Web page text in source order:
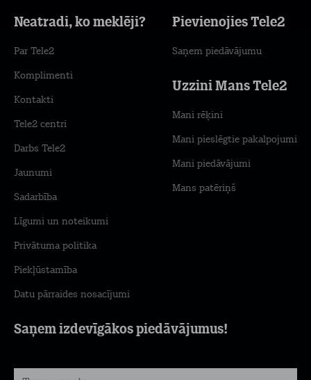
Saņem izdevīgākos piedāvājumus!
Neatradi, ko meklēji?
Par Tele2
Komplimenti
Kontakti
Tele2 centri
Darbs Tele2
Jaunumi
Sadarbība
Līgumi un noteikumi
Privātuma politika
Piekļūstamība
Datu pārraides nosacījumi
Pievienojies Tele2
Saņem piedāvājumu
Uzzini Mans Tele2
Mani rēķini
Mani pieslēgtie pakalpojumi
Mani piedāvājumi
Mans patēriņš